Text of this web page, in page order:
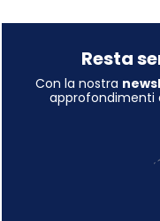
Resta
Con la nostra
approfondimenti